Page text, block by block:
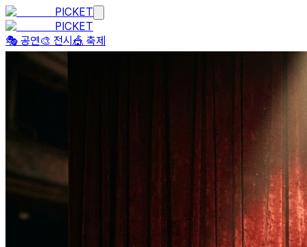
PICKET
PICKET
🎭 공연🎨 전시 🎪 축제